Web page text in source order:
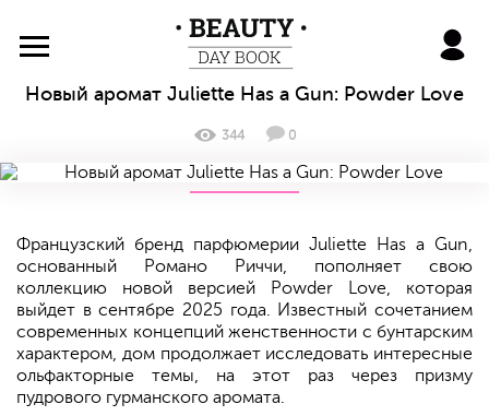
BeautyDayBook
Новый аромат Juliette Has a Gun: Powder Love
344 0
Французский бренд парфюмерии Juliette Has a Gun,
основанный Романо Риччи, пополняет свою
коллекцию новой версией Powder Love, которая
выйдет в сентябре 2025 года. Известный сочетанием
современных концепций женственности с бунтарским
характером, дом продолжает исследовать интересные
ольфакторные темы, на этот раз через призму
пудрового гурманского аромата.